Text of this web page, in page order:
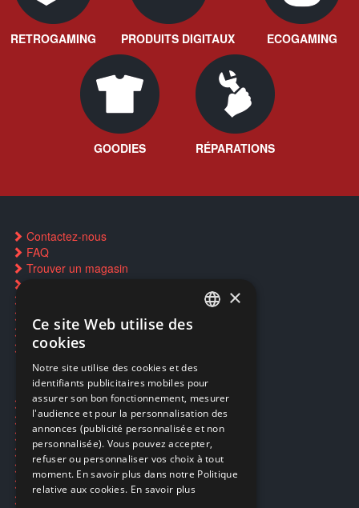
RETROGAMING PRODUITS DIGITAUX ECOGAMING
GOODIES RÉPARATIONS
Contactez-nous
FAQ
Trouver un magasin
Restauration CD griffés
Réparations & SAV
Smartpoints
Ecogaming
Expédition & retours
Confidentialité
Conditions générales
EA Sport UFC 6
Call of Duty: Modern Warfare 4
Rachat et revente de jeux en cash
ENGLISH
×
Ce site Web utilise des
cookies
Notre site utilise des cookies et des
identifiants publicitaires mobiles pour
assurer son bon fonctionnement, mesurer
l'audience et pour la personnalisation des
annonces (publicité personnalisée et non
personnalisée). Vous pouvez accepter,
refuser ou personnaliser vos choix à tout
moment. En savoir plus dans notre Politique
relative aux cookies. En savoir plus